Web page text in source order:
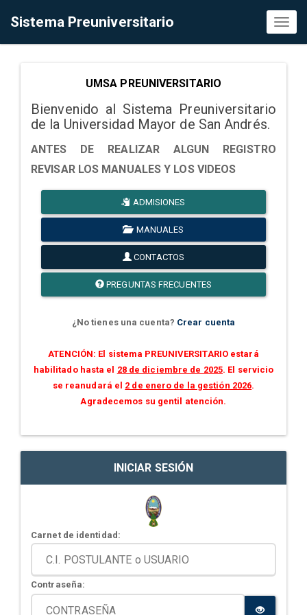
Sistema Preuniversitario
UMSA PREUNIVERSITARIO
Bienvenido al Sistema Preuniversitario
de la Universidad Mayor de San Andrés.
ANTES DE REALIZAR ALGUN REGISTRO
REVISAR LOS MANUALES Y LOS VIDEOS
ADMISIONES
MANUALES
CONTACTOS
PREGUNTAS FRECUENTES
¿No tienes una cuenta? Crear cuenta
ATENCIÓN: El sistema PREUNIVERSITARIO estará
habilitado hasta el 28 de diciembre de 2025. El servicio
se reanudará el 2 de enero de la gestión 2026.
Agradecemos su gentil atención.
INICIAR SESIÓN
Carnet de identidad:
Contraseña: